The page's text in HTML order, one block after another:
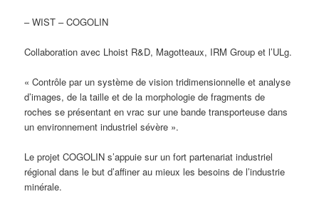
– WIST – COGOLIN
Collaboration avec Lhoist R&D, Magotteaux, IRM Group et l’ULg.
« Contrôle par un système de vision tridimensionnelle et analyse
d’images, de la taille et de la morphologie de fragments de
roches se présentant en vrac sur une bande transporteuse dans
un environnement industriel sévère ».
Le projet COGOLIN s’appuie sur un fort partenariat industriel
régional dans le but d’affiner au mieux les besoins de l’industrie
minérale.